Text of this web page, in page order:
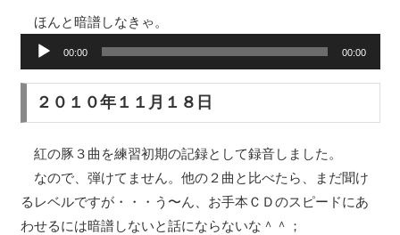
ほんと暗譜しなきゃ。
声
00:00 00:00
２０１０年１１月１８日
紅の豚３曲を練習初期の記録として録音しました。
なので、弾けてません。他の２曲と比べたら、まだ聞け
るレベルですが・・・う〜ん、お手本ＣＤのスピードにあ
わせるには暗譜しないと話にならないな＾＾；